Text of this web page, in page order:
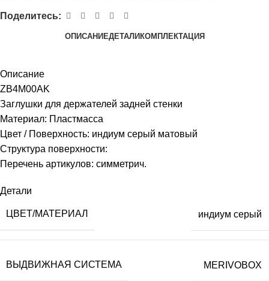
Поделитесь:
ОПИСАНИЕДЕТАЛИКОМПЛЕКТАЦИЯ
Описание
ZB4M00AK
Заглушки для держателей задней стенки
Материал: Пластмасса
Цвет / Поверхность: индиум серый матовый
Структура поверхности:
Перечень артикулов: симметрич.
Детали
ЦВЕТ/МАТЕРИАЛ индиум серый
ВЫДВИЖНАЯ СИСТЕМА MERIVOBOX